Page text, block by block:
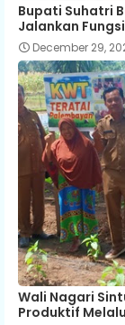
Bupati Suhatri
Jalankan
December 29,
Wali Nagari
Produktif